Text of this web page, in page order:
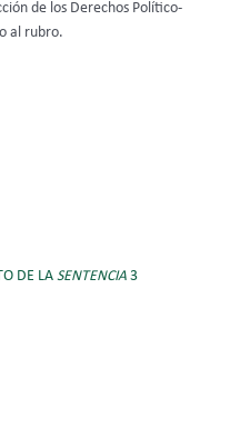
de los Derechos Político-
al rubro.
DE LA SENTENCIA 3